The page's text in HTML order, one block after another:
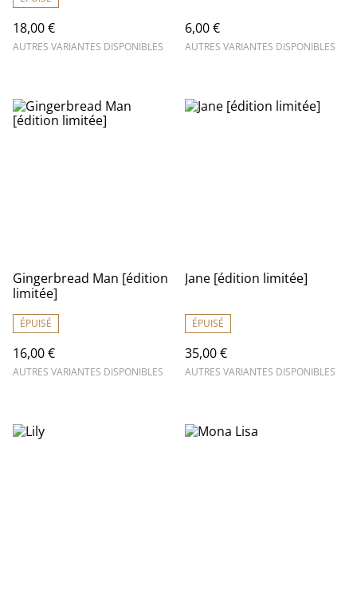
18,00 €
AUTRES VARIANTES DISPONIBLES
6,00 €
AUTRES VARIANTES DISPONIBLES
Gingerbread Man [édition
limitée]
ÉPUISÉ
16,00 €
AUTRES VARIANTES DISPONIBLES
Jane [édition limitée]
ÉPUISÉ
35,00 €
AUTRES VARIANTES DISPONIBLES